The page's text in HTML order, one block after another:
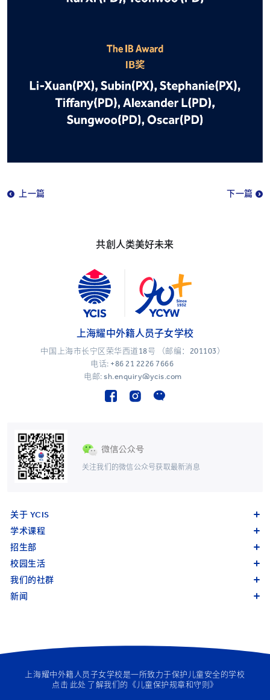
上一篇 下一篇
共創人类美好未来
关注我们的微信公众号获取最新消息
上海耀中外籍人员子女学校
中国上海市长宁区荣华西道18号 （邮编：201103）
电话: +86 21 2226 7666
电邮: sh.enquiry@ycis.com
关于 YCIS
学术课程
招生部
校园生活
我们的社群
新闻
上海耀中外籍人员子女学校是一所致力于保护儿童安全的学校
点击 此处 了解我们的《儿童保护规章和守则》